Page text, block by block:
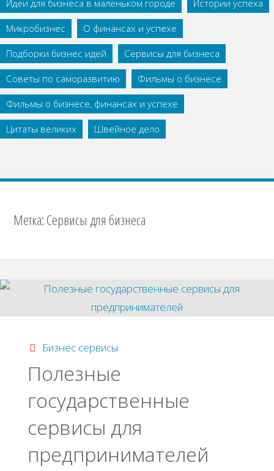
Идеи для бизнеса в маленьком городе
Истории успеха
Микробизнес
О финансах и успехе
Подборки бизнес идей
Сервисы для бизнеса
Советы по саморазвитию
Фильмы о бизнесе
Фильмы о бизнесе, финансах и успехе
Цитаты великих
Швейное дело
Метка:Сервисы для бизнеса
Бизнес сервисы
Пoлeзные
гocудapcтвeнные
cepвиcы для
пpeдпpинимaтeлeй